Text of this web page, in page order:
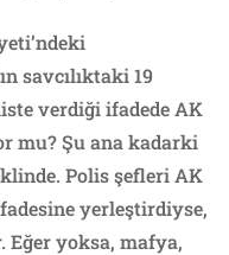
savcılıktaki 19
verdiği ifadede AK
mu? Şu ana kadarki
Polis şefleri AK
yerleştirdiyse,
yoksa, mafya,